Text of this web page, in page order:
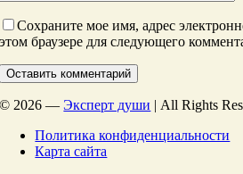
Сохраните мое имя, адрес
этом браузере для следующего
© 2026 —Эксперт души | All Rights
Политика конфиденциальности
Карта сайта